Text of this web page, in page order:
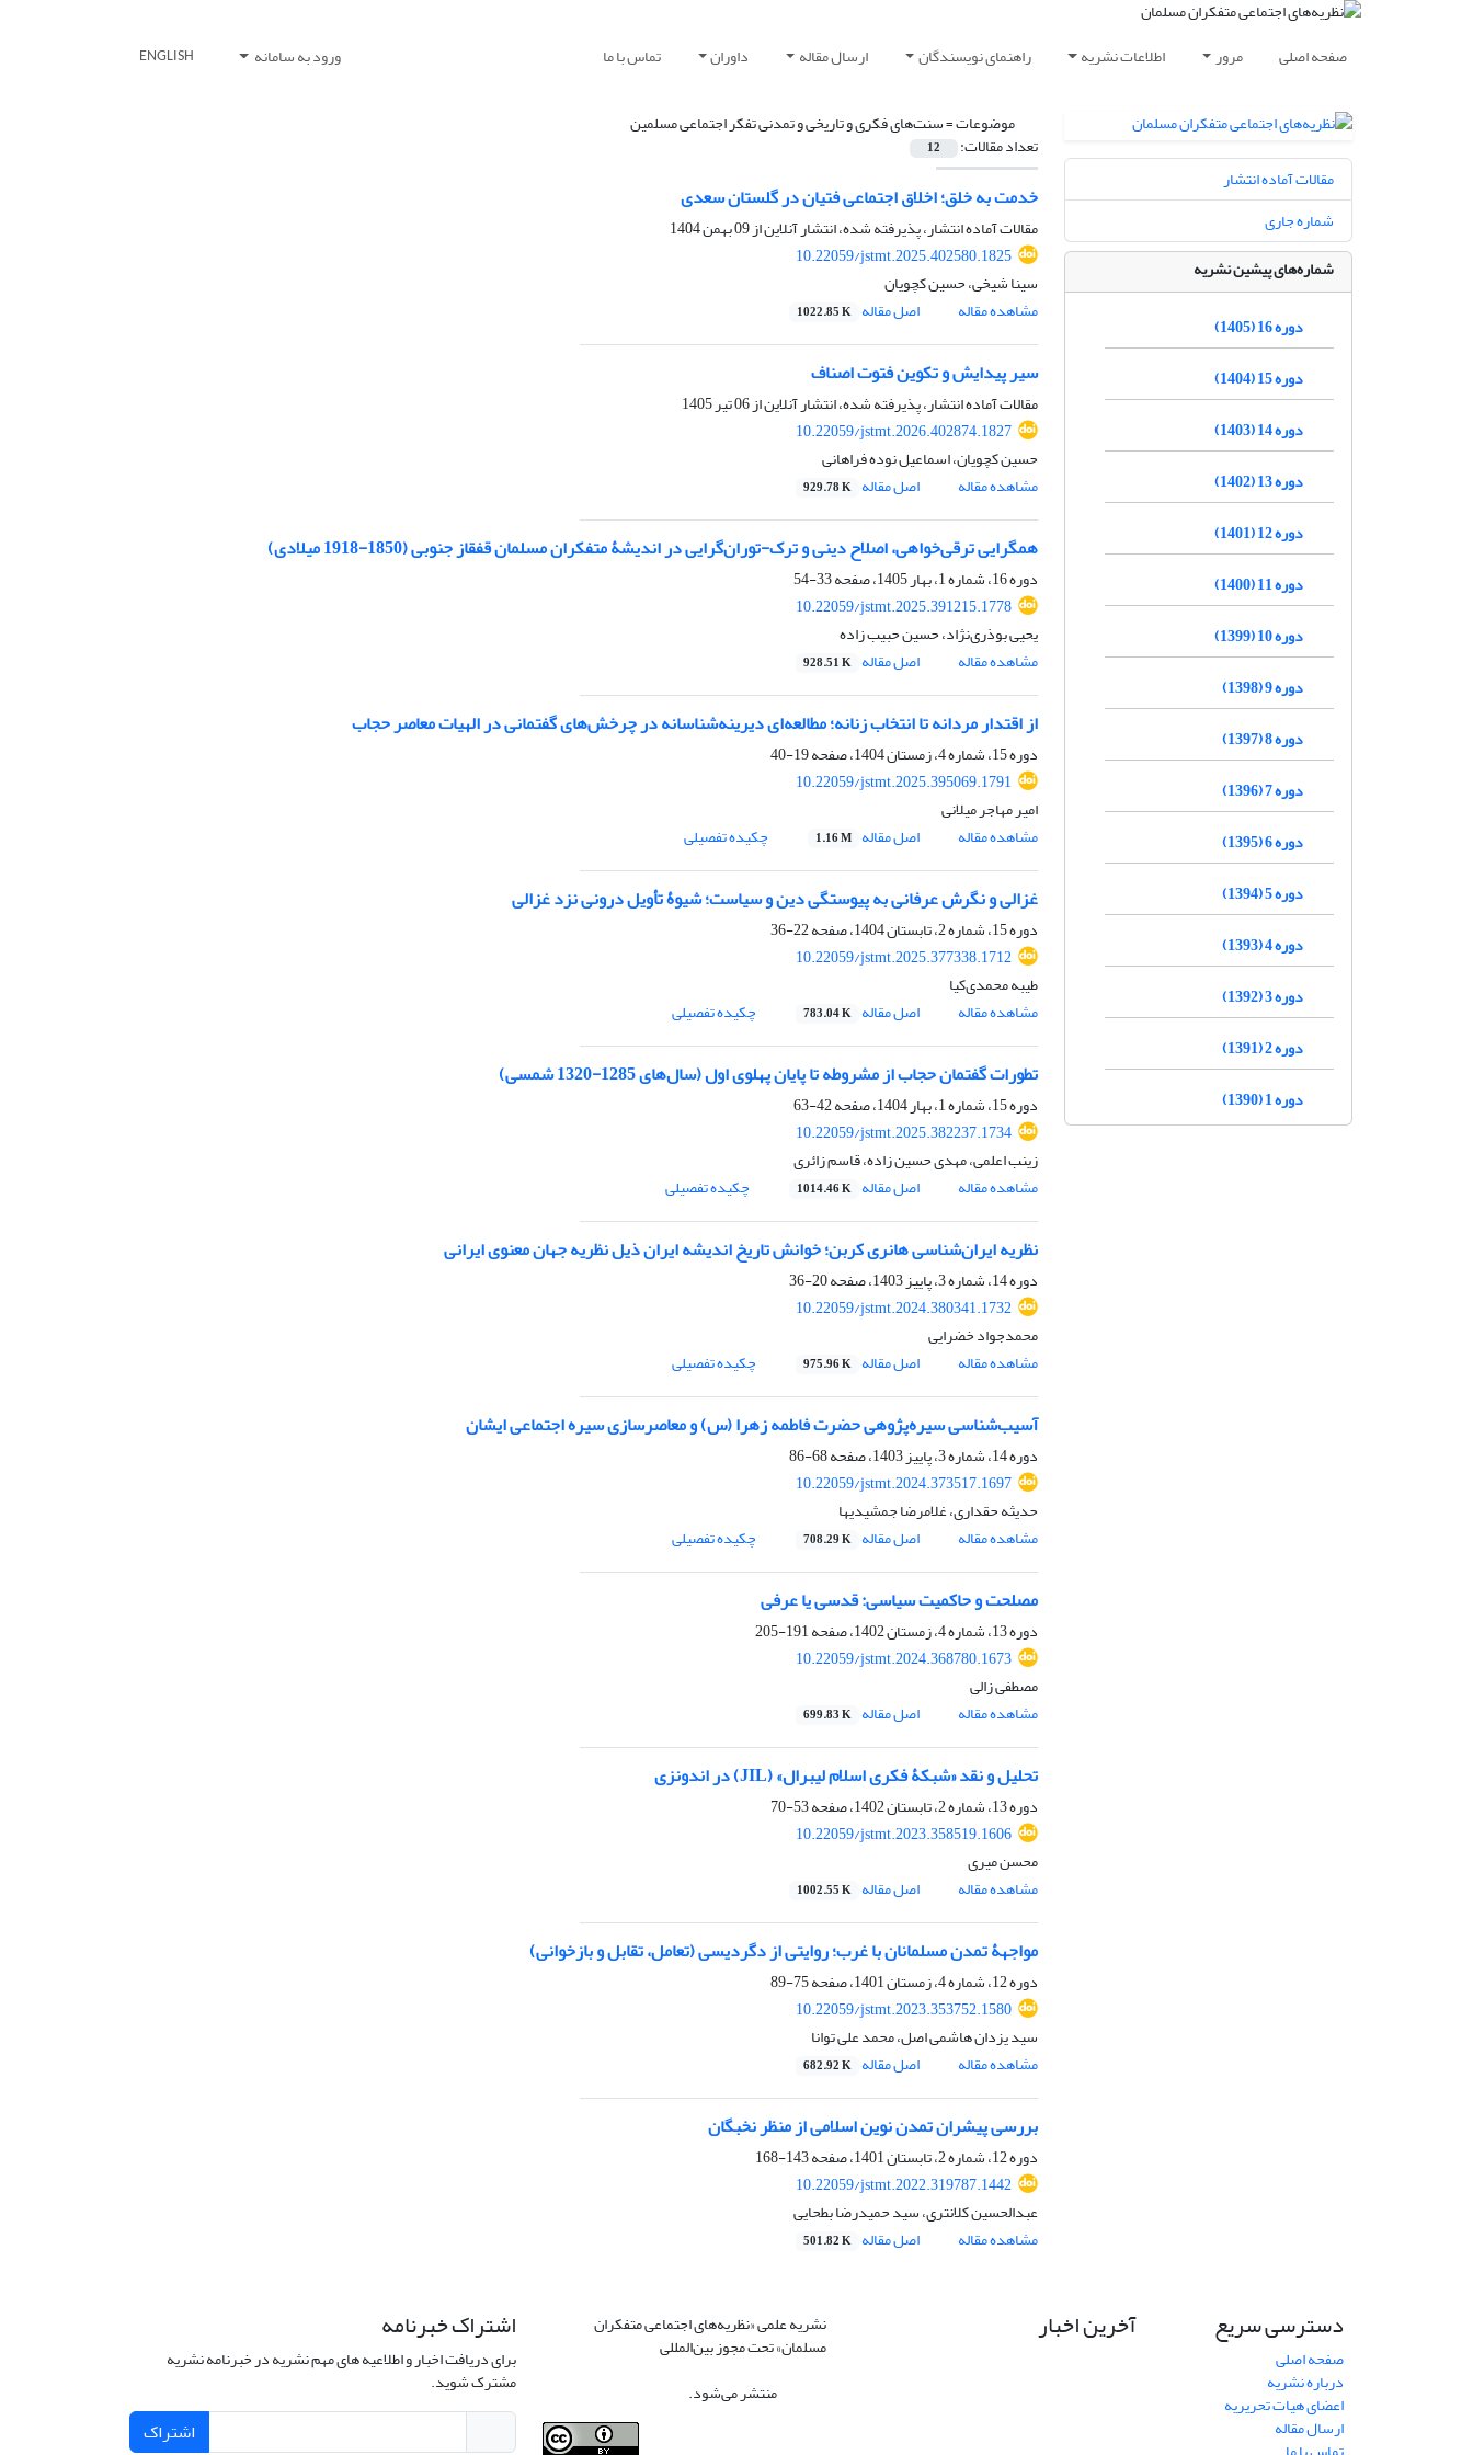
صفحه اصلی مرور اطلاعات نشریه راهنمای نویسندگان ارسال مقاله داوران تماس با ما ورود به سامانه ENGLISH
موضوعات =سنت‌های فکری و تاریخی و تمدنی تفکر اجتماعی مسلمین
تعداد مقالات: 12
خدمت به خلق؛ اخلاق اجتماعی فتیان در گلستان سعدی
مقالات آماده انتشار، پذیرفته شده، انتشار آنلاین از09 بهمن 1404
10.22059/jstmt.2025.402580.1825
سینا شیخی، حسین کچویان
مشاهده مقاله
اصل مقاله 1022.85 K
سیر پیدایش و تکوین فتوت اصناف
مقالات آماده انتشار، پذیرفته شده، انتشار آنلاین از06 تیر 1405
10.22059/jstmt.2026.402874.1827
حسین کچویان، اسماعیل نوده فراهانی
مشاهده مقاله
اصل مقاله 929.78 K
همگرایی ترقی‌خواهی، اصلاح دینی و ترک-توران‌گرایی در اندیشۀ متفکران مسلمان قفقاز جنوبی (1850-1918 میلادی)
دوره 16، شماره 1، بهار 1405، صفحه
33-54
10.22059/jstmt.2025.391215.1778
یحیی بوذری‌نژاد، حسین حبیب زاده
مشاهده مقاله
اصل مقاله 928.51 K
از اقتدار مردانه تا انتخاب زنانه؛ مطالعه‌ای دیرینه‌شناسانه در چرخش‌های گفتمانی در الهیات معاصر حجاب
دوره 15، شماره 4، زمستان 1404، صفحه
19-40
10.22059/jstmt.2025.395069.1791
امیر مهاجر میلانی
مشاهده مقاله
اصل مقاله 1.16 M چکیده تفصیلی
غزالی و نگرش عرفانی به پیوستگی دین و سیاست؛ شیوۀ تأویل درونی نزد غزالی
دوره 15، شماره 2، تابستان 1404، صفحه
22-36
10.22059/jstmt.2025.377338.1712
طیبه محمدی‌کیا
مشاهده مقاله
اصل مقاله 783.04 K چکیده تفصیلی
تطورات گفتمان حجاب از مشروطه تا پایان پهلوی اول (سال‌های 1285-1320 شمسی)
دوره 15، شماره 1، بهار 1404، صفحه
42-63
10.22059/jstmt.2025.382237.1734
زینب اعلمی، مهدی حسین زاده، قاسم زائری
مشاهده مقاله
اصل مقاله 1014.46 K چکیده تفصیلی
نظریه ایران‌شناسی هانری کربن؛ خوانش تاریخ اندیشه ایران ذیل نظریه جهان معنوی ایرانی
دوره 14، شماره 3، پاییز 1403، صفحه
20-36
10.22059/jstmt.2024.380341.1732
محمدجواد خضرایی
مشاهده مقاله
اصل مقاله 975.96 K چکیده تفصیلی
آسیب‌شناسی سیره‌پژوهی حضرت فاطمه زهرا (س) و معاصرسازی سیره اجتماعی ایشان
دوره 14، شماره 3، پاییز 1403، صفحه
68-86
10.22059/jstmt.2024.373517.1697
حدیثه حقداری، غلامرضا جمشیدیها
مشاهده مقاله
اصل مقاله 708.29 K چکیده تفصیلی
مصلحت و حاکمیت سیاسی: قدسی یا عرفی
دوره 13، شماره 4، زمستان 1402، صفحه
191-205
10.22059/jstmt.2024.368780.1673
مصطفی زالی
مشاهده مقاله
اصل مقاله 699.83 K
تحلیل و نقد «شبکۀ فکری اسلام لیبرال» (JIL) در اندونزی
دوره 13، شماره 2، تابستان 1402، صفحه
53-70
10.22059/jstmt.2023.358519.1606
محسن میری
مشاهده مقاله
اصل مقاله 1002.55 K
مواجهۀ تمدن مسلمانان با غرب؛ روایتی از دگردیسی (تعامل، تقابل و بازخوانی)
دوره 12، شماره 4، زمستان 1401، صفحه
75-89
10.22059/jstmt.2023.353752.1580
سید یزدان هاشمی اصل، محمد علی توانا
مشاهده مقاله
اصل مقاله 682.92 K
بررسی پیشران تمدن نوین اسلامی از منظر نخبگان
دوره 12، شماره 2، تابستان 1401، صفحه
143-168
10.22059/jstmt.2022.319787.1442
عبدالحسین کلانتری، سید حمیدرضا بطحایی
مشاهده مقاله
اصل مقاله 501.82 K
مقالات آماده انتشار
شماره جاری
شماره‌های پیشین نشریه
دوره 16 (1405)
دوره 15 (1404)
دوره 14 (1403)
دوره 13 (1402)
دوره 12 (1401)
دوره 11 (1400)
دوره 10 (1399)
دوره 9 (1398)
دوره 8 (1397)
دوره 7 (1396)
دوره 6 (1395)
دوره 5 (1394)
دوره 4 (1393)
دوره 3 (1392)
دوره 2 (1391)
دوره 1 (1390)
دسترسی سریع
صفحه اصلی
درباره نشریه
اعضای هیات تحریریه
ارسال مقاله
آخرین اخبار نشریه علمی «نظریه‌های اجتماعی متفکران
مسلمان» تحت مجوز بین‌المللی
منتشر می‌شود.
اشتراک خبرنامه
برای دریافت اخبار و اطلاعیه های مهم نشریه در خبرنامه نشریه
مشترک شوید.
اشتراک